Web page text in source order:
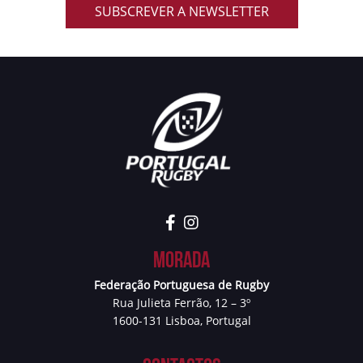
SUBSCREVER A NEWSLETTER
Morada
Federação Portuguesa de Rugby
Rua Julieta Ferrão, 12 – 3º
1600-131 Lisboa, Portugal